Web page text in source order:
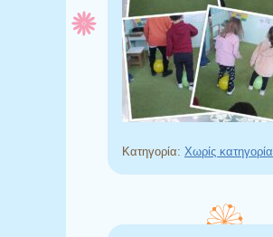
Κατηγορία: Χωρίς κατηγορία